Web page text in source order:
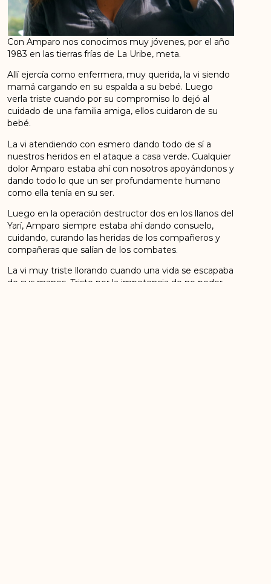
Con Amparo nos conocimos muy jóvenes, por el año
1983 en las tierras frías de La Uribe, meta.
Allí ejercía como enfermera, muy querida, la vi siendo
mamá cargando en su espalda a su bebé. Luego
verla triste cuando por su compromiso lo dejó al
cuidado de una familia amiga, ellos cuidaron de su
bebé.
La vi atendiendo con esmero dando todo de sí a
nuestros heridos en el ataque a casa verde. Cualquier
dolor Amparo estaba ahí con nosotros apoyándonos y
dando todo lo que un ser profundamente humano
como ella tenía en su ser.
Luego en la operación destructor dos en los llanos del
Yarí, Amparo siempre estaba ahí dando consuelo,
cuidando, curando las heridas de los compañeros y
compañeras que salían de los combates.
La vi muy triste llorando cuando una vida se escapaba
de sus manos. Triste por la impotencia de no poder